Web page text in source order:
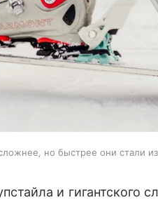
но быстрее они стали
и гигантского